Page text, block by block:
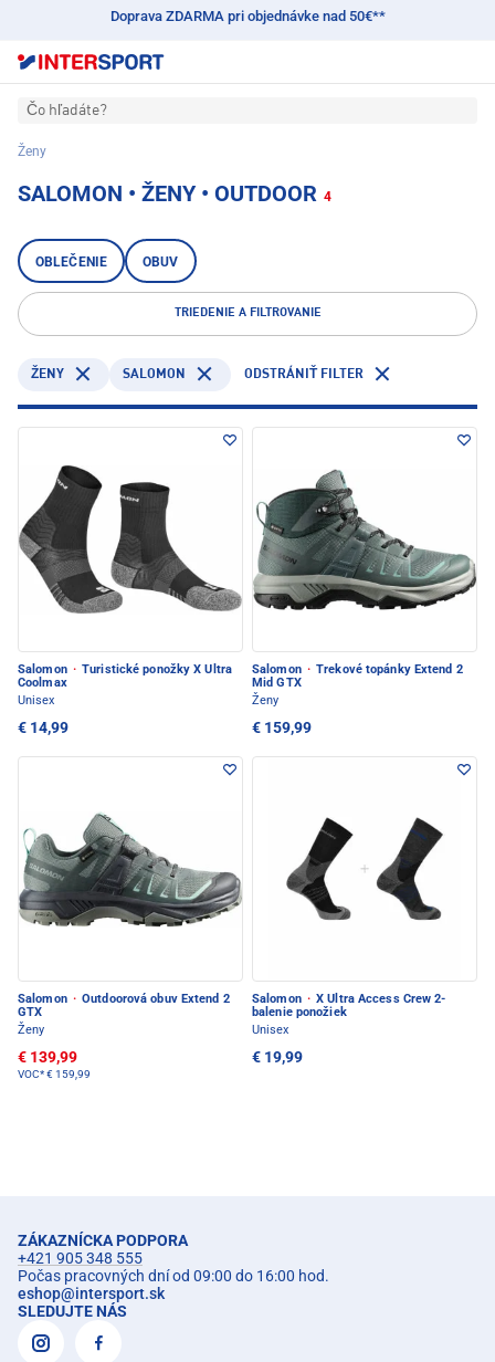
Doprava ZDARMA pri objednávke nad 50€**
Čo hľadáte?
Ženy
SALOMON • ŽENY • OUTDOOR 4
OBLEČENIE OBUV
TRIEDENIE A FILTROVANIE
ŽENY SALOMON ODSTRÁNIŤ FILTER
Salomon · Turistické ponožky X Ultra
Coolmax
Unisex
€ 14,99
Salomon · Trekové topánky Extend 2
Mid GTX
Ženy
€ 159,99
Salomon · Outdoorová obuv Extend 2
GTX
Ženy
€ 139,99
VOC*€ 159,99
Salomon · X Ultra Access Crew 2-
balenie ponožiek
Unisex
€ 19,99
ZÁKAZNÍCKA PODPORA
+421 905 348 555
Počas pracovných dní od 09:00 do 16:00 hod.
eshop@intersport.sk
SLEDUJTE NÁS